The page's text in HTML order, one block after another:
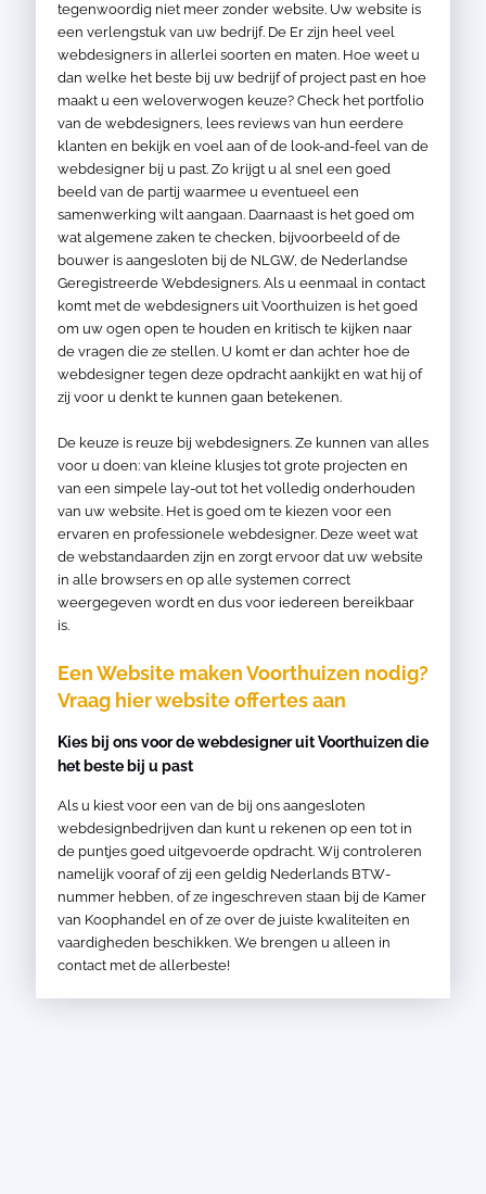
tegenwoordig niet meer zonder website. Uw website is
een verlengstuk van uw bedrijf. De Er zijn heel veel
webdesigners in allerlei soorten en maten. Hoe weet u
dan welke het beste bij uw bedrijf of project past en hoe
maakt u een weloverwogen keuze? Check het portfolio
van de webdesigners, lees reviews van hun eerdere
klanten en bekijk en voel aan of de look-and-feel van de
webdesigner bij u past. Zo krijgt u al snel een goed
beeld van de partij waarmee u eventueel een
samenwerking wilt aangaan. Daarnaast is het goed om
wat algemene zaken te checken, bijvoorbeeld of de
bouwer is aangesloten bij de NLGW, de Nederlandse
Geregistreerde Webdesigners. Als u eenmaal in contact
komt met de webdesigners uit Voorthuizen is het goed
om uw ogen open te houden en kritisch te kijken naar
de vragen die ze stellen. U komt er dan achter hoe de
webdesigner tegen deze opdracht aankijkt en wat hij of
zij voor u denkt te kunnen gaan betekenen.
De keuze is reuze bij webdesigners. Ze kunnen van alles
voor u doen: van kleine klusjes tot grote projecten en
van een simpele lay-out tot het volledig onderhouden
van uw website. Het is goed om te kiezen voor een
ervaren en professionele webdesigner. Deze weet wat
de webstandaarden zijn en zorgt ervoor dat uw website
in alle browsers en op alle systemen correct
weergegeven wordt en dus voor iedereen bereikbaar
is.
Een Website maken Voorthuizen nodig?
Vraag hier website offertes aan
Kies bij ons voor de webdesigner uit Voorthuizen die
het beste bij u past
Als u kiest voor een van de bij ons aangesloten
webdesignbedrijven dan kunt u rekenen op een tot in
de puntjes goed uitgevoerde opdracht. Wij controleren
namelijk vooraf of zij een geldig Nederlands BTW-
nummer hebben, of ze ingeschreven staan bij de Kamer
van Koophandel en of ze over de juiste kwaliteiten en
vaardigheden beschikken. We brengen u alleen in
contact met de allerbeste!